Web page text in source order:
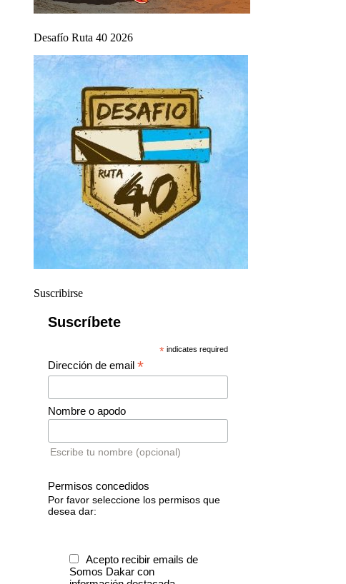
Desafío Ruta 40 2026
Suscribirse
Suscríbete
* indicates required
Dirección de email*
Nombre o apodo
Escribe tu nombre (opcional)
Permisos concedidos
Por favor seleccione los permisos que
desea dar:
Acepto recibir emails de
Somos Dakar con